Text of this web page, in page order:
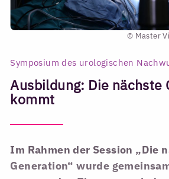
© Master
Symposium des urologischen
Ausbildung: Die nächste
kommt
Im Rahmen der Session „Die
Generation“ wurde